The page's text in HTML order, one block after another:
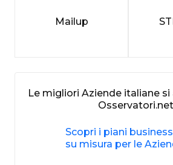
Le migliori Aziende italiane
Osservatori.net
Scopri i piani business
su misura per le
Mailup